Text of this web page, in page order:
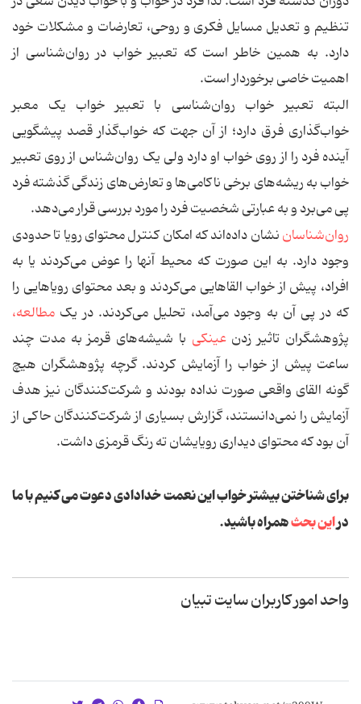
تنظیم و تعدیل مسایل فکری و روحی، تعارضات و مشکلات خود
دارد. به همین خاطر است که تعبیر خواب در روان‌‌شناسی از
اهمیت خاصی برخوردار است.
البته تعبیر خواب روان‌شناسی با تعبیر خواب یک معبر
خواب‌گذاری فرق دارد؛ از آن جهت که خواب‌گذار قصد پیشگویی
آینده فرد را از روی خواب او دارد ولی یک روان‌شناس از روی تعبیر
خواب به ریشه‌های برخی ناکامی‌ها و تعارض‌های زندگی گذشته فرد
پی می‌برد و به عبارتی شخصیت فرد را مورد بررسی قرار می‌دهد.
روان‌شناساننشان داده‌اند که امکان کنترل محتوای رویا تا حدودی
وجود دارد. به این صورت که محیط آنها را عوض می‌کردند یا به
افراد، پیش از خواب القاهایی می‌کردند و بعد محتوای رویاهایی را
که در پی آن به وجود می‌آمد، تحلیل می‌کردند. در یک مطالعه،
پژوهشگران تاثیر زدنعینکی با شیشه‌های قرمز به مدت چند
ساعت پیش از خواب را آزمایش کردند. گرچه پژوهشگران هیچ
گونه القای واقعی صورت نداده بودند و شرکت‌کنندگان نیز هدف
آزمایش را نمی‌دانستند، گزارش بسیاری از شرکت‌کنندگان حاکی از
آن بود که محتوای دیداری رویایشان ته رنگ قرمزی داشت.
برای شناختن بیشتر خواب این نعمت خدادادی دعوت می کنیم با ما
دراین بحثهمراه باشید.
واحد امور کاربران سایت تبیان